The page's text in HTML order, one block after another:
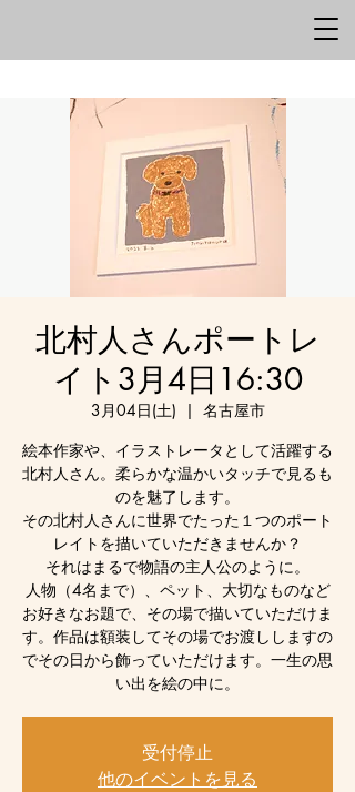
北村人さんポートレ
イト3月4日16:30
3月04日(土)
  |
名古屋市
絵本作家や、イラストレータとして活躍する
北村人さん。柔らかな温かいタッチで見るも
のを魅了します。
その北村人さんに世界でたった１つのポート
レイトを描いていただきませんか？
それはまるで物語の主人公のように。
人物（4名まで）、ペット、大切なものなど
お好きなお題で、その場で描いていただけま
す。作品は額装してその場でお渡ししますの
でその日から飾っていただけます。一生の思
い出を絵の中に。
受付停止
他のイベントを見る